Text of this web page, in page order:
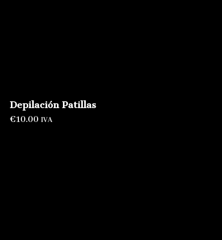
Depilación Patillas
€10.00 IVA